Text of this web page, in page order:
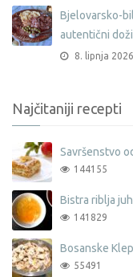
Bjelovarsko-
autentični
8. lipnja
Najčitaniji recepti
Savršenstvo
144155
Bistra riblja
141829
Bosanske
55491